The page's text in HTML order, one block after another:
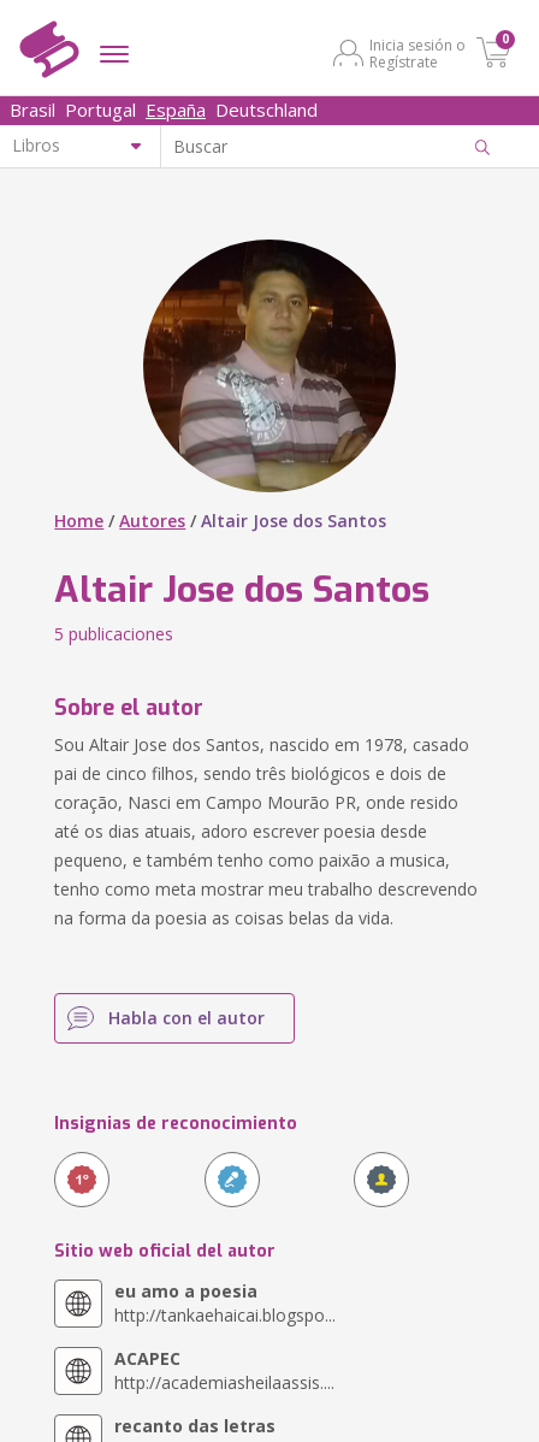
Inicia sesión o
Regístrate
0
Brasil Portugal España Deutschland
Home /Autores /Altair Jose dos Santos
Altair Jose dos Santos
5 publicaciones
Sobre el autor
Sou Altair Jose dos Santos, nascido em 1978, casado
pai de cinco filhos, sendo três biológicos e dois de
coração, Nasci em Campo Mourão PR, onde resido
até os dias atuais, adoro escrever poesia desde
pequeno, e também tenho como paixão a musica,
tenho como meta mostrar meu trabalho descrevendo
na forma da poesia as coisas belas da vida.
Habla con el autor
Insignias de reconocimiento
Sitio web oficial del autor
eu amo a poesia
http://tankaehaicai.blogspo...
ACAPEC
http://academiasheilaassis....
recanto das letras